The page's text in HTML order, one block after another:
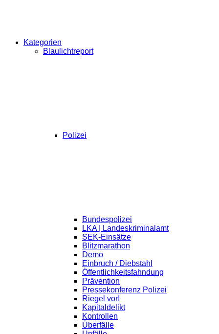
Kategorien
Blaulichtreport
Polizei
Bundespolizei
LKA | Landeskriminalamt
SEK-Einsätze
Blitzmarathon
Demo
Einbruch / Diebstahl
Öffentlichkeitsfahndung
Prävention
Pressekonferenz Polizei
Riegel vor!
Kapitaldelikt
Kontrollen
Überfälle